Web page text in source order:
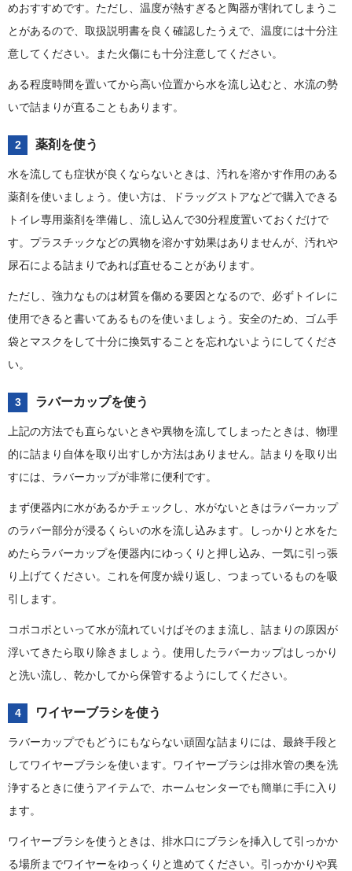
めおすすめです。ただし、温度が熱すぎると陶器が割れてしまうこ
とがあるので、取扱説明書を良く確認したうえで、温度には十分注
意してください。また火傷にも十分注意してください。
ある程度時間を置いてから高い位置から水を流し込むと、水流の勢
いで詰まりが直ることもあります。
2 薬剤を使う
水を流しても症状が良くならないときは、汚れを溶かす作用のある
薬剤を使いましょう。使い方は、ドラッグストアなどで購入できる
トイレ専用薬剤を準備し、流し込んで30分程度置いておくだけで
す。プラスチックなどの異物を溶かす効果はありませんが、汚れや
尿石による詰まりであれば直せることがあります。
ただし、強力なものは材質を傷める要因となるので、必ずトイレに
使用できると書いてあるものを使いましょう。安全のため、ゴム手
袋とマスクをして十分に換気することを忘れないようにしてくださ
い。
3 ラバーカップを使う
上記の方法でも直らないときや異物を流してしまったときは、物理
的に詰まり自体を取り出すしか方法はありません。詰まりを取り出
すには、ラバーカップが非常に便利です。
まず便器内に水があるかチェックし、水がないときはラバーカップ
のラバー部分が浸るくらいの水を流し込みます。しっかりと水をた
めたらラバーカップを便器内にゆっくりと押し込み、一気に引っ張
り上げてください。これを何度か繰り返し、つまっているものを吸
引します。
コポコポといって水が流れていけばそのまま流し、詰まりの原因が
浮いてきたら取り除きましょう。使用したラバーカップはしっかり
と洗い流し、乾かしてから保管するようにしてください。
4 ワイヤーブラシを使う
ラバーカップでもどうにもならない頑固な詰まりには、最終手段と
してワイヤーブラシを使います。ワイヤーブラシは排水管の奥を洗
浄するときに使うアイテムで、ホームセンターでも簡単に手に入り
ます。
ワイヤーブラシを使うときは、排水口にブラシを挿入して引っかか
る場所までワイヤーをゆっくりと進めてください。引っかかりや異